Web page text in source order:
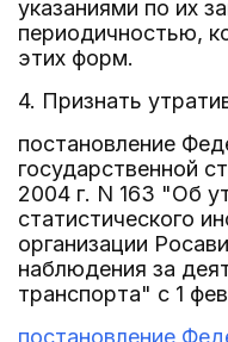
указаниями по их
периодичностью,
этих форм.
4. Признать
постановление
государственной
2004 г. N 163 "Об
статистического
организации
наблюдения за
транспорта" с 1
постановление